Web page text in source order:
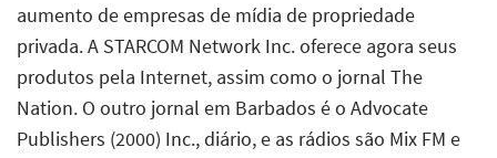
aumento de empresas de mídia de propriedade
privada. A STARCOM Network Inc. oferece agora seus
produtos pela Internet, assim como o jornal The
Nation. O outro jornal em Barbados é o Advocate
Publishers (2000) Inc., diário, e as rádios são Mix FM e